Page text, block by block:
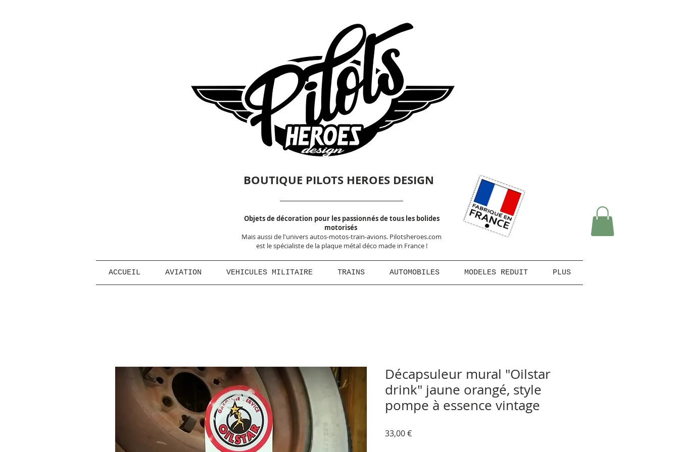
BOUTIQUE PILOTS HEROES DESIGN
Objets de décoration pour les passionnés de tous les bolides
motorisés
Mais aussi de l'univers autos-motos-train-avions. Pilotsheroes.com
est le spécialiste de la plaque métal déco made in France !
ACCUEIL AVIATION VEHICULES MILITAIRE TRAINS AUTOMOBILES MODELES REDUIT PLUS
Décapsuleur mural "Oilstar
drink" jaune orangé, style
pompe à essence vintage
33,00 €Prix